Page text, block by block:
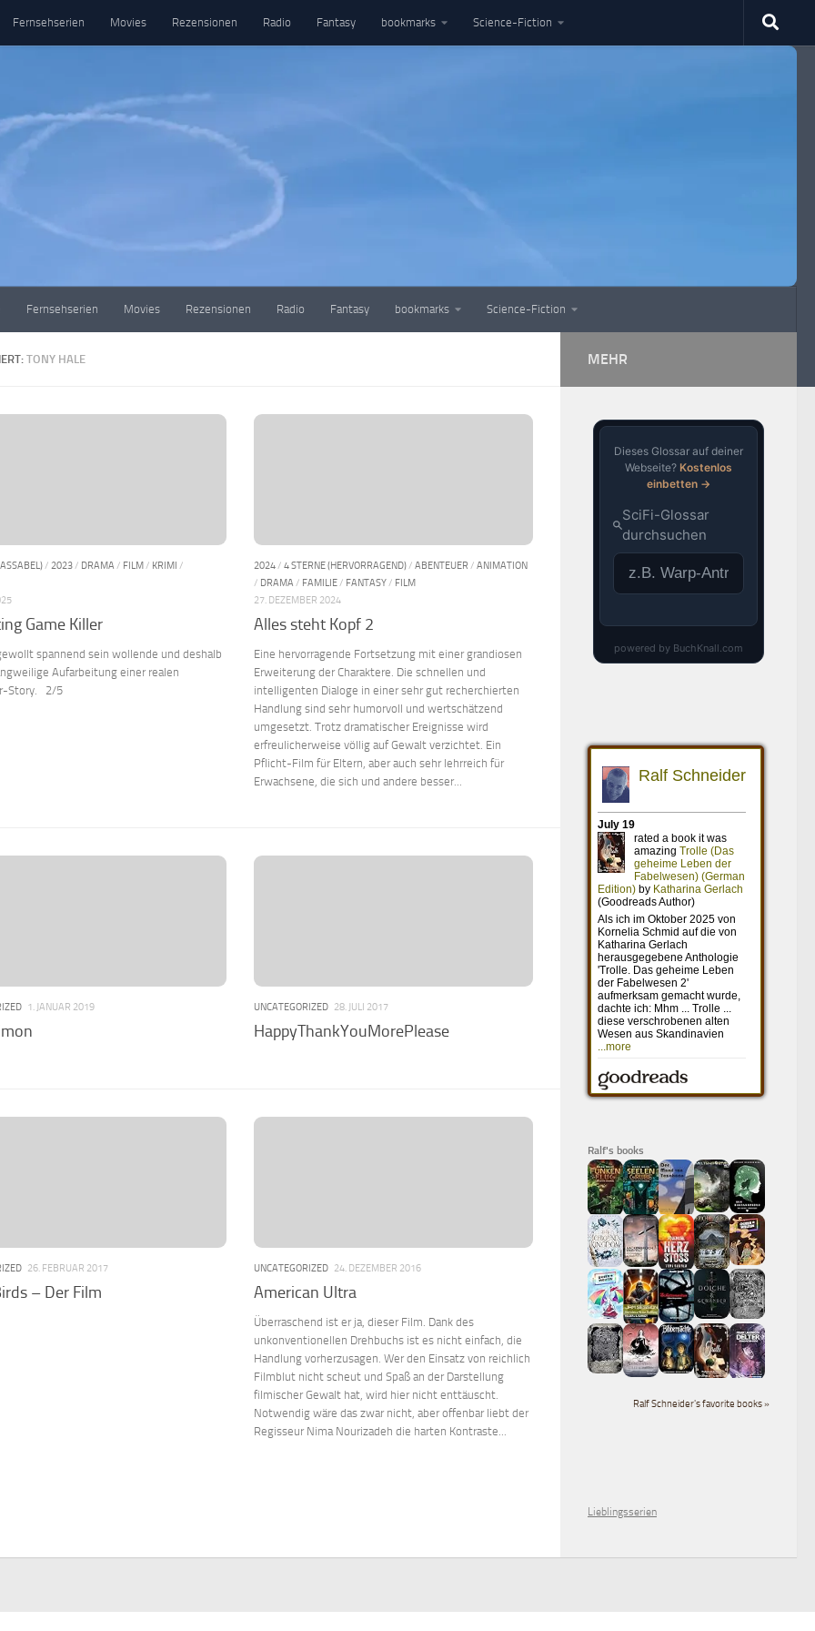
Fernsehserien Movies Rezensionen Radio Fantasy bookmarks Science-Fiction
Fernsehserien Movies Rezensionen Radio Fantasy bookmarks Science-Fiction
TONY HALE
/ 2023/ DRAMA / FILM/ KRIMI /
Game Killer
spannend sein wollende und deshalb
Aufarbeitung einer realen
Story. 2/5
2024/ 4 STERNE (HERVORRAGEND)/ ABENTEUER / ANIMATION
/ DRAMA / FAMILIE/ FANTASY/ FILM
27. DEZEMBER 2024
Alles steht Kopf 2
Eine hervorragende Fortsetzung mit einer grandiosen
Erweiterung der Charaktere. Die schnellen und
intelligenten Dialoge in einer sehr gut recherchierten
Handlung sind sehr humorvoll und wertschätzend
umgesetzt. Trotz dramatischer Ereignisse wird
erfreulicherweise völlig auf Gewalt verzichtet. Ein
Pflicht-Film für Eltern, aber auch sehr lehrreich für
Erwachsene, die sich und andere besser...
1. JANUAR 2019 UNCATEGORIZED 28. JULI 2017
HappyThankYouMorePlease
26. FEBRUAR 2017
– Der Film
UNCATEGORIZED 24. DEZEMBER 2016
American Ultra
Überraschend ist er ja, dieser Film. Dank des
unkonventionellen Drehbuchs ist es nicht einfach, die
Handlung vorherzusagen. Wer den Einsatz von reichlich
Filmblut nicht scheut und Spaß an der Darstellung
filmischer Gewalt hat, wird hier nicht enttäuscht.
Notwendig wäre das zwar nicht, aber offenbar liebt der
Regisseur Nima Nourizadeh die harten Kontraste...
MEHR
Ralf's books
Ralf Schneider's favorite books »
Lieblingsserien